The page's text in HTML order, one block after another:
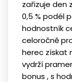
zařizuje den
0,5 % podél
hodnostník
celoročně
herec získat
vydrží
bonus , s